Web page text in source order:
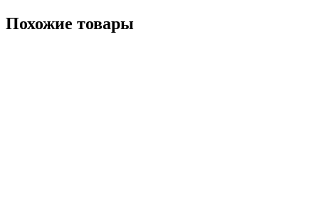
Похожие товары